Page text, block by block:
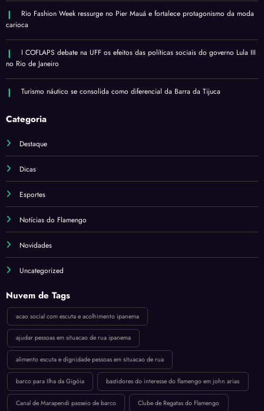
Rio Fashion Week ressurge no Pier Mauá e fortalece protagonismo da moda
carioca
I COFLAPS debate na UFF os efeitos das políticas sociais do governo Lula III
no Rio de Janeiro
Turismo náutico se consolida como diferencial da Barra da Tijuca
Categoria
Destaque
Dicas
Esportes
Notícias do Flamengo
Novidades
Uncategorized
Nuvem de Tags
acao social com escuta e acolhimento ipanema
ajudar pessoas em situacao de rua ipanema
alimento escuta e dignidade pessoas em situacao de rua
barco para Ilha da Gigóia bastidores do interesse do flamengo em john arias
Canal de Marapendi passeio de barco Clube de Regatas do Flamengo